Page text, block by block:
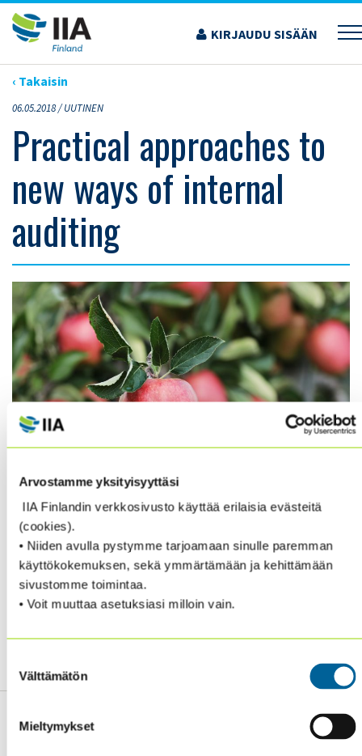
Arvostamme yksityisyyttäsi
IIA Finlandin verkkosivusto käyttää erilaisia evästeitä
(cookies).
• Niiden avulla pystymme tarjoamaan sinulle paremman
käyttökokemuksen, sekä ymmärtämään ja kehittämään
sivustomme toimintaa.
• Voit muuttaa asetuksiasi milloin vain.
valinta
Välttämätön
Mieltymykset
Siirry
sisältöön
KIRJAUDU SISÄÄN
›ARTIKKELIT›PRACTICAL APPROACHES TO NEW WAYS OF INTERNAL AUDITING
‹ Takaisin
06.05.2018 /UUTINEN
Practical approaches to
new ways of internal
auditing
Practical approaches to new ways of internal
auditing -koulutus
2018.Osallistu kaikkiin kolmeen päivään. Tai poimi
itsellesi sopivimmat aiheet ja päivät.
Ohessa aiheeseen liittyvä James Patersonin
internal auditing